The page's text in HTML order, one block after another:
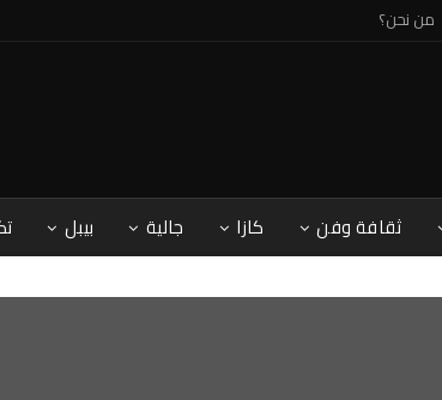
من نحن؟
ثقافة وفن كازا جالية بيبل